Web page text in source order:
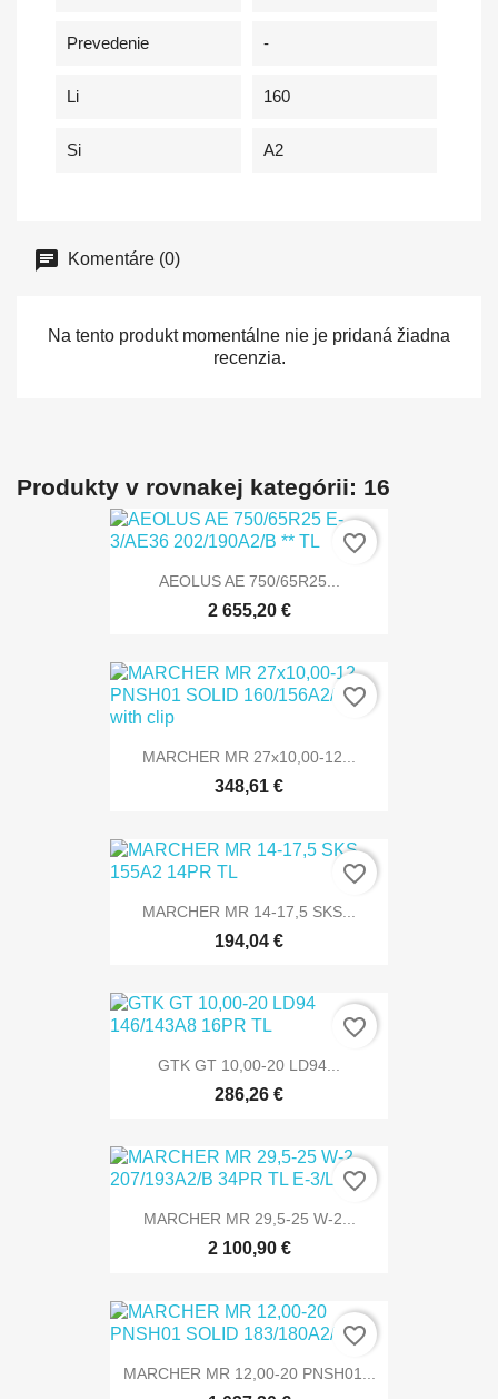
Prevedenie -
Li 160
Si A2
Komentáre (0)
Na tento produkt momentálne nie je pridaná žiadna
recenzia.
Produkty v rovnakej kategórii: 16
AEOLUS AE 750/65R25...
2 655,20 €
favorite_border
MARCHER MR 27x10,00-12...
348,61 €
favorite_border
MARCHER MR 14-17,5 SKS...
194,04 €
favorite_border
GTK GT 10,00-20 LD94...
286,26 €
favorite_border
MARCHER MR 29,5-25 W-2...
2 100,90 €
favorite_border
MARCHER MR 12,00-20 PNSH01...
favorite_border